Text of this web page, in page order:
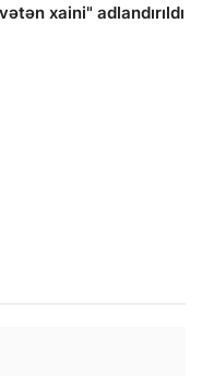
xaini" adlandırıldı